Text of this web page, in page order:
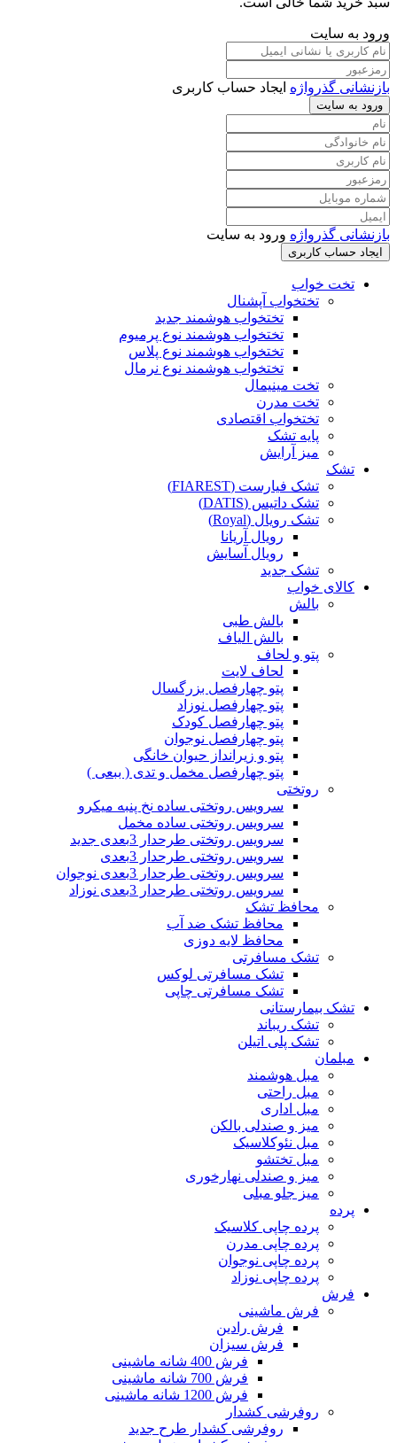
ورود به سایت
بازنشانی گذرواژه ایجاد حساب کاربری
ورود به سایت
بازنشانی گذرواژه ورود به سایت
ایجاد حساب کاربری
تخت خواب
تختخواب آپشنال
تختخواب هوشمند جدید
تختخواب هوشمند نوع پرمیوم
تختخواب هوشمند نوع پلاس
تختخواب هوشمند نوع نرمال
تخت مینیمال
تخت مدرن
تختخواب اقتصادی
پایه تشک
میز آرایش
تشک
تشک فیارست (FIAREST)
تشک داتیس (DATIS)
تشک رویال (Royal)
رویال آریانا
رویال آسایش
تشک جدید
کالای خواب
بالش
بالش طبی
بالش الیاف
پتو و لحاف
لحاف لایت
پتو چهارفصل بزرگسال
پتو چهارفصل نوزاد
پتو چهارفصل کودک
پتو چهارفصل نوجوان
پتو و زیرانداز حیوان خانگی
پتو چهارفصل مخمل و تدی ( ببعی )
روتختی
سرویس روتختی ساده نخ پنبه میکرو
سرویس روتختی ساده مخمل
سرویس روتختی طرحدار 3بعدی جدید
سرویس روتختی طرحدار 3بعدی
سرویس روتختی طرحدار 3بعدی نوجوان
سرویس روتختی طرحدار 3بعدی نوزاد
محافظ تشک
محافظ تشک ضد آب
محافظ لایه دوزی
تشک مسافرتی
تشک مسافرتی لوکس
تشک مسافرتی چاپی
تشک بیمارستانی
تشک ریباند
تشک پلی اتیلن
مبلمان
مبل هوشمند
مبل راحتی
مبل اداری
میز و صندلی بالکن
مبل نئوکلاسیک
مبل تختشو
میز و صندلی نهارخوری
میز جلو مبلی
پرده
پرده چاپی کلاسیک
پرده چاپی مدرن
پرده چاپی نوجوان
پرده چاپی نوزاد
فرش
فرش ماشینی
فرش رادین
فرش سیزان
فرش 400 شانه ماشینی
فرش 700 شانه ماشینی
فرش 1200 شانه ماشینی
روفرشی کشدار
روفرشی کشدار طرح جدید